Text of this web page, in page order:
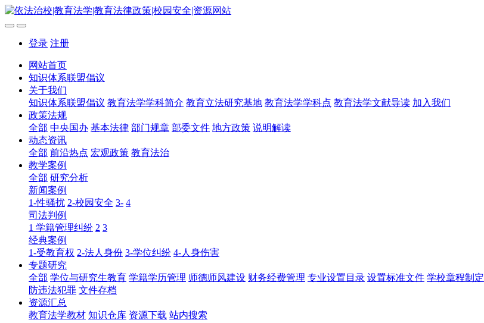
登录 注册
网站首页
知识体系联盟倡议
关于我们
知识体系联盟倡议 教育法学学科简介 教育立法研究基地 教育法学学科点 教育法学文献导读 加入我们
政策法规
全部 中央国办 基本法律 部门规章 部委文件 地方政策 说明解读
动态资讯
全部 前沿热点 宏观政策 教育法治
教学案例
全部 研究分析
新闻案例
1-性骚扰 2-校园安全 3- 4
司法判例
1 学籍管理纠纷 2 3
经典案例
1-受教育权 2-法人身份 3-学位纠纷 4-人身伤害
专题研究
全部 学位与研究生教育 学籍学历管理 师德师风建设 财务经费管理 专业设置目录 设置标准文件 学校章程制定
防违法犯罪 文件存档
资源汇总
教育法学教材 知识仓库 资源下载 站内搜索